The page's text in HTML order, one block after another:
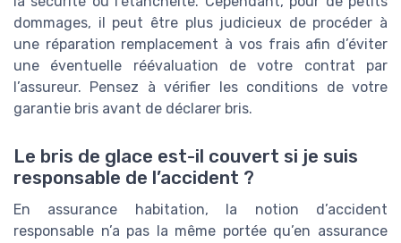
dommages, il peut être plus judicieux de procéder à
une réparation remplacement à vos frais afin d’éviter
une éventuelle réévaluation de votre contrat par
l’assureur. Pensez à vérifier les conditions de votre
garantie bris avant de déclarer bris.
Le bris de glace est-il couvert si je suis
responsable de l’accident ?
En assurance habitation, la notion d’accident
responsable n’a pas la même portée qu’en assurance